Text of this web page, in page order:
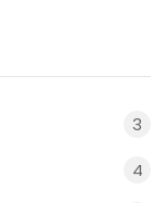
3
4